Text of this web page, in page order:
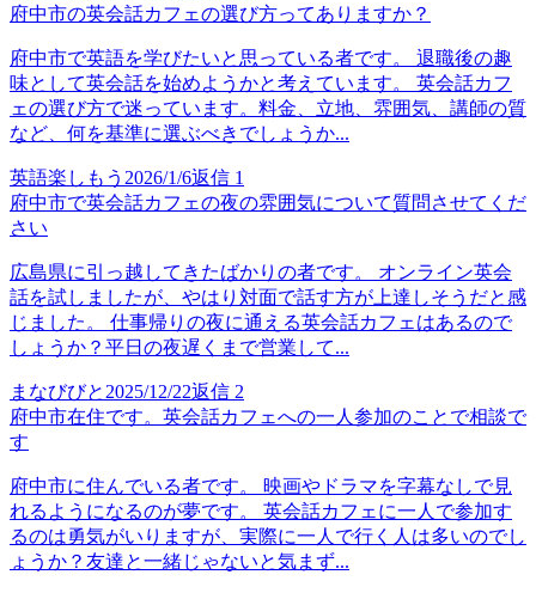
府中市の英会話カフェの選び方ってありますか？
府中市で英語を学びたいと思っている者です。 退職後の趣
味として英会話を始めようかと考えています。 英会話カフ
ェの選び方で迷っています。料金、立地、雰囲気、講師の質
など、何を基準に選ぶべきでしょうか...
英語楽しもう 2026/1/6返信 1
府中市で英会話カフェの夜の雰囲気について質問させてくだ
さい
広島県に引っ越してきたばかりの者です。 オンライン英会
話を試しましたが、やはり対面で話す方が上達しそうだと感
じました。 仕事帰りの夜に通える英会話カフェはあるので
しょうか？平日の夜遅くまで営業して...
まなびびと 2025/12/22返信 2
府中市在住です。英会話カフェへの一人参加のことで相談で
す
府中市に住んでいる者です。 映画やドラマを字幕なしで見
れるようになるのが夢です。 英会話カフェに一人で参加す
るのは勇気がいりますが、実際に一人で行く人は多いのでし
ょうか？友達と一緒じゃないと気まず...